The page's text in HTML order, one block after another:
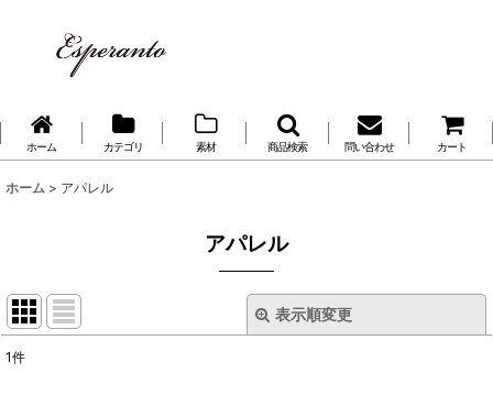
ホーム カテゴリ 素材 商品検索 問い合わせ カート
ホーム > アパレル
アパレル
表示順変更
1件